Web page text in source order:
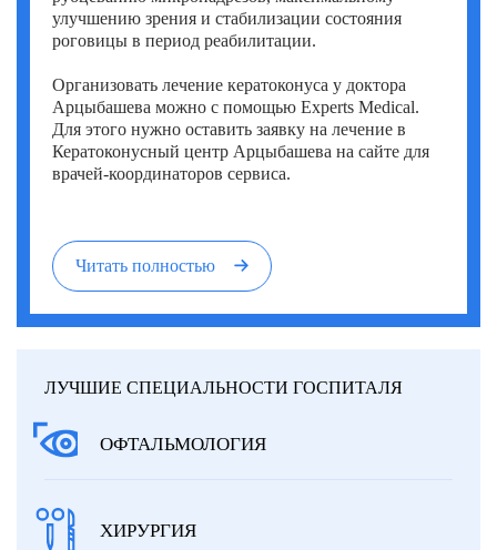
улучшению зрения и стабилизации состояния
роговицы в период реабилитации.
Организовать лечение кератоконуса у доктора
Арцыбашева можно с помощью Experts Medical.
Для этого нужно оставить заявку на лечение в
Кератоконусный центр Арцыбашева на сайте для
врачей-координаторов сервиса.
Читать полностью
ЛУЧШИЕ СПЕЦИАЛЬНОСТИ ГОСПИТАЛЯ
ОФТАЛЬМОЛОГИЯ
ХИРУРГИЯ